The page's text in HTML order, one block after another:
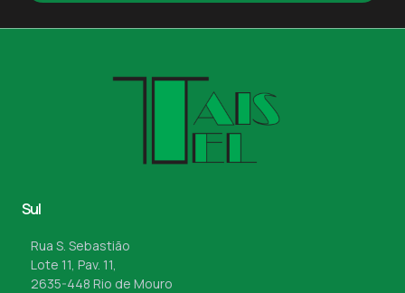
Sul
Rua S. Sebastião
Lote 11, Pav. 11,
2635-448 Rio de Mouro